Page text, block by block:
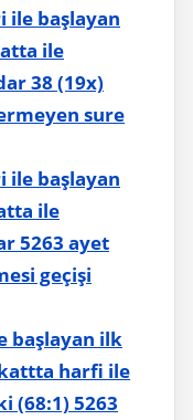
başlayan
ile
38 (19x)
sure
başlayan
ile
5263 ayet
geçişi
başlayan ilk
harfi ile
(68:1) 5263